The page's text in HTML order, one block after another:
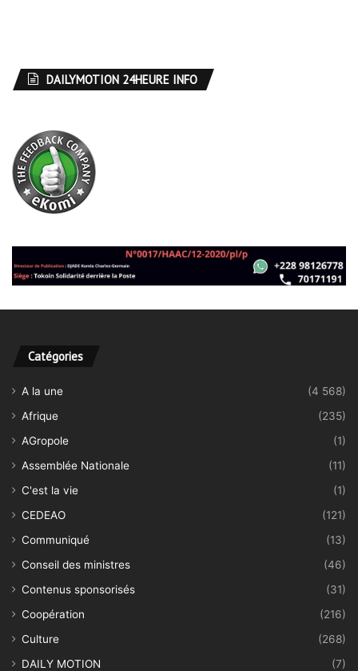
DAILYMOTION 24HEURE INFO
Catégories
A la une
(4 568)
Afrique
(235)
AGropole
(1)
Assemblée Nationale
(11)
C'est la vie
(1)
CEDEAO
(121)
Communiqué
(13)
Conseil des ministres
(46)
Contenus sponsorisés
(31)
Coopération
(216)
Culture
(268)
DAILY MOTION
(7)